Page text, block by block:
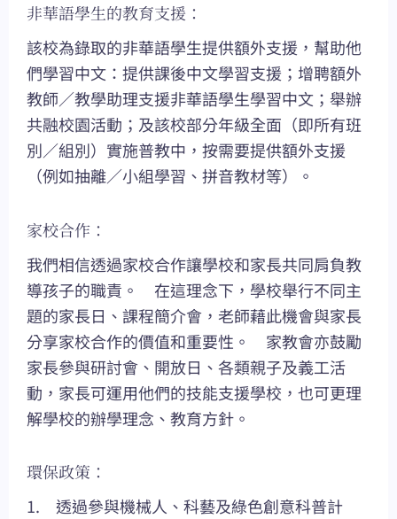
非華語學生的教育支援：
該校為錄取的非華語學生提供額外支援，幫助他
們學習中文：提供課後中文學習支援；增聘額外
教師／教學助理支援非華語學生學習中文；舉辦
共融校園活動；及該校部分年級全面（即所有班
別／組別）實施普教中，按需要提供額外支援
（例如抽離／小組學習、拼音教材等）。
家校合作：
我們相信透過家校合作讓學校和家長共同肩負教
導孩子的職責。 在這理念下，學校舉行不同主
題的家長日、課程簡介會，老師藉此機會與家長
分享家校合作的價值和重要性。 家教會亦鼓勵
家長參與研討會、開放日、各類親子及義工活
動，家長可運用他們的技能支援學校，也可更理
解學校的辦學理念、教育方針。
環保政策：
1. 透過參與機械人、科藝及綠色創意科普計